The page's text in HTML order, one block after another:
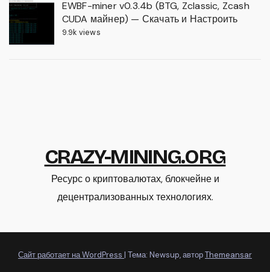
EWBF-miner v0.3.4b (BTG, Zclassic, Zcash
CUDA майнер) — Скачать и Настроить
9.9k views
CRAZY-MINING.ORG
Ресурс о криптовалютах, блокчейне и
децентрализованных технологиях.
Сайт работает на WordPress | Тема: Newsup, авторThemeansar